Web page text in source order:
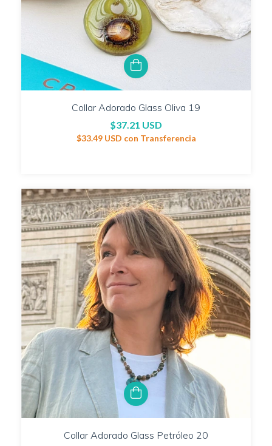
Collar Adorado Glass Oliva 19
$37.21 USD
$33.49 USD con Transferencia
Collar Adorado Glass Petróleo 20